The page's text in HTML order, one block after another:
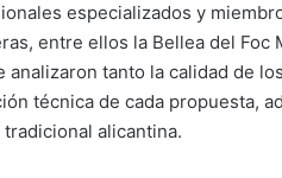
especializados y
entre ellos la Bellea del Foc
analizaron tanto la calidad de
técnica de cada propuesta,
tradicional alicantina.